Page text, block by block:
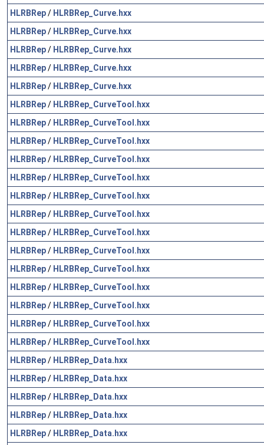
HLRBRep/ HLRBRep_Curve.hxx
HLRBRep/ HLRBRep_Curve.hxx
HLRBRep/ HLRBRep_Curve.hxx
HLRBRep/ HLRBRep_Curve.hxx
HLRBRep/ HLRBRep_Curve.hxx
HLRBRep/ HLRBRep_CurveTool.hxx
HLRBRep/ HLRBRep_CurveTool.hxx
HLRBRep/ HLRBRep_CurveTool.hxx
HLRBRep/ HLRBRep_CurveTool.hxx
HLRBRep/ HLRBRep_CurveTool.hxx
HLRBRep/ HLRBRep_CurveTool.hxx
HLRBRep/ HLRBRep_CurveTool.hxx
HLRBRep/ HLRBRep_CurveTool.hxx
HLRBRep/ HLRBRep_CurveTool.hxx
HLRBRep/ HLRBRep_CurveTool.hxx
HLRBRep/ HLRBRep_CurveTool.hxx
HLRBRep/ HLRBRep_CurveTool.hxx
HLRBRep/ HLRBRep_CurveTool.hxx
HLRBRep/ HLRBRep_CurveTool.hxx
HLRBRep/ HLRBRep_Data.hxx
HLRBRep/ HLRBRep_Data.hxx
HLRBRep/ HLRBRep_Data.hxx
HLRBRep/ HLRBRep_Data.hxx
HLRBRep/ HLRBRep_Data.hxx